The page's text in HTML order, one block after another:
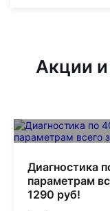
Акции и
Диагностика
параметрам
1290 руб!